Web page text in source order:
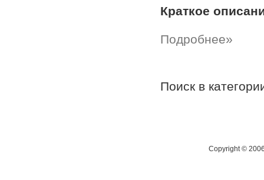
Краткое
Подробнее»
Поиск в
Copyright ©